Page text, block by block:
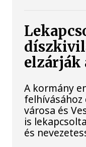
elzárják
A kormány
felhívásához
városa és
is
és